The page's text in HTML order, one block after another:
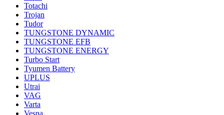
Totachi
Trojan
Tudor
TUNGSTONE DYNAMIC
TUNGSTONE EFB
TUNGSTONE ENERGY
Turbo Start
Tyumen Battery
UPLUS
Utrai
VAG
Varta
Vesna